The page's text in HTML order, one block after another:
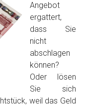
Angebot
ergattert,
dass Sie
nicht
abschlagen
können?
Oder lösen
Sie sich
weil das Geld